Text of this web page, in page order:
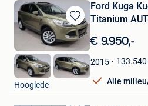
Bewaren
in
Mijn
Favorieten
Ford Kuga
Titanium
€ 9.950,-
2015 133.540
Alle
DP Auto
Hooglede